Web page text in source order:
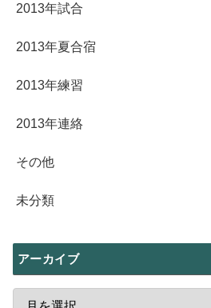
2013年試合
2013年夏合宿
2013年練習
2013年連絡
その他
未分類
アーカイブ